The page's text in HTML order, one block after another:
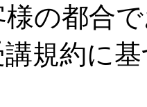
様の都合
規約に